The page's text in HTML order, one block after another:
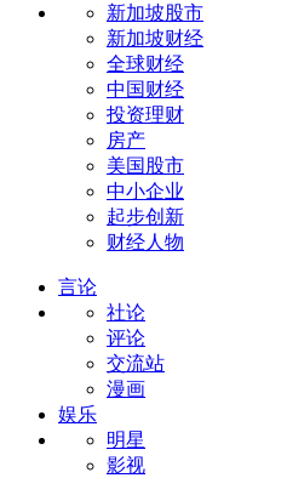
新加坡股市
新加坡财经
全球财经
中国财经
投资理财
房产
美国股市
中小企业
起步创新
财经人物
言论
社论
评论
交流站
漫画
娱乐
明星
影视